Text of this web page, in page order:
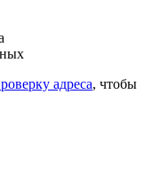
адреса, чтобы